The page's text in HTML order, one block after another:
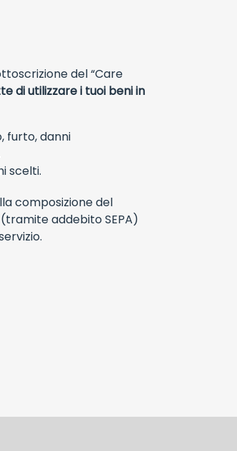
del “Care
di utilizzare i tuoi beni in
furto, danni
scelti.
composizione del
addebito SEPA)